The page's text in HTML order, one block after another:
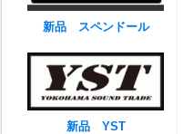
新品 スペンドール
新品 YST